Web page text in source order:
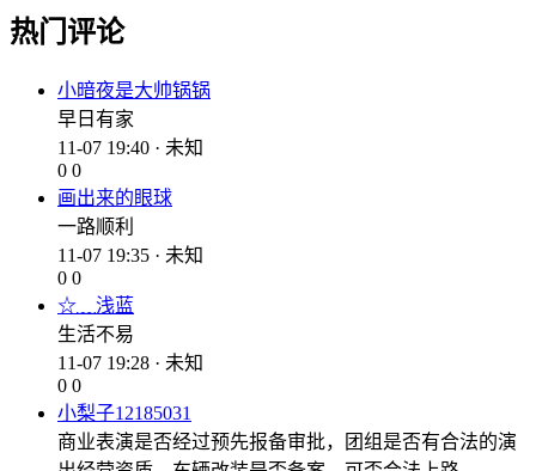
热门评论
小暗夜是大帅锅锅
早日有家
11-07 19:40 · 未知
0 0
画出来的眼球
一路顺利
11-07 19:35 · 未知
0 0
☆﹏浅蓝
生活不易
11-07 19:28 · 未知
0 0
小梨子12185031
商业表演是否经过预先报备审批，团组是否有合法的演